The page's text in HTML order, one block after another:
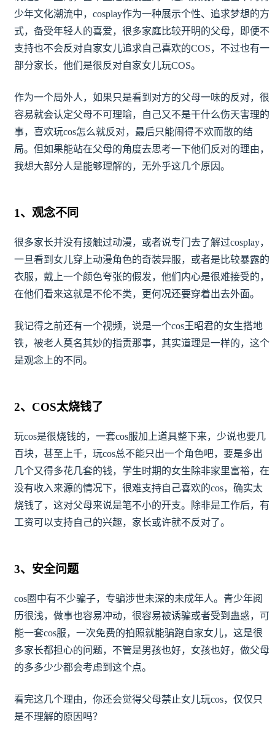
少年文化潮流中，cosplay作为一种展示个性、追求梦想的方
式，备受年轻人的喜爱，很多家庭比较开明的父母，即便不
支持也不会反对自家女儿追求自己喜欢的COS，不过也有一
部分家长，他们是很反对自家女儿玩COS。
作为一个局外人，如果只是看到对方的父母一味的反对，很
容易就会认定父母不可理喻，自己又不是干什么伤天害理的
事，喜欢玩cos怎么就反对，最后只能闹得不欢而散的结
局。但如果能站在父母的角度去思考一下他们反对的理由，
我想大部分人是能够理解的，无外乎这几个原因。
1、观念不同
很多家长并没有接触过动漫，或者说专门去了解过cosplay，
一旦看到女儿穿上动漫角色的奇装异服，或者是比较暴露的
衣服，戴上一个颜色夸张的假发，他们内心是很难接受的，
在他们看来这就是不伦不类，更何况还要穿着出去外面。
我记得之前还有一个视频，说是一个cos王昭君的女生搭地
铁，被老人莫名其妙的指责那事，其实道理是一样的，这个
是观念上的不同。
2、COS太烧钱了
玩cos是很烧钱的，一套cos服加上道具整下来，少说也要几
百块，甚至上千，玩cos总不能只出一个角色吧，要是多出
几个又得多花几套的钱，学生时期的女生除非家里富裕，在
没有收入来源的情况下，很难支持自己喜欢的cos，确实太
烧钱了，这对父母来说是笔不小的开支。除非是工作后，有
工资可以支持自己的兴趣，家长或许就不反对了。
3、安全问题
cos圈中有不少骗子，专骗涉世未深的未成年人。青少年阅
历很浅，做事也容易冲动，很容易被诱骗或者受到蛊惑，可
能一套cos服，一次免费的拍照就能骗跑自家女儿，这是很
多家长都担心的问题，不管是男孩也好，女孩也好，做父母
的多多少少都会考虑到这个点。
看完这几个理由，你还会觉得父母禁止女儿玩cos，仅仅只
是不理解的原因吗？